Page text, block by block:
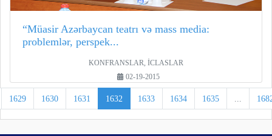
“Müasir Azərbaycan teatrı və mass media:
problemlər, perspek...
KONFRANSLAR, İCLASLAR
02-19-2015
1629 1630 1631 1632 1633 1634 1635 ...